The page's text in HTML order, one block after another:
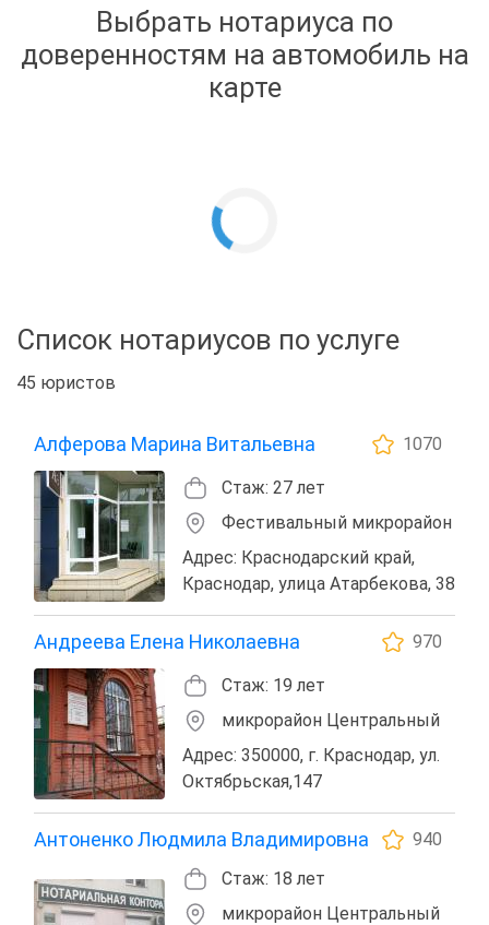
Выбрать нотариуса по
доверенностям на автомобиль на
карте
Список нотариусов по услуге
45 юристов
Алферова Марина Витальевна 1070
Стаж: 27 лет
Фестивальный микрорайон
Адрес: Краснодарский край,
Краснодар, улица Атарбекова, 38
Андреева Елена Николаевна 970
Стаж: 19 лет
микрорайон Центральный
Адрес: 350000, г. Краснодар, ул.
Октябрьская,147
Антоненко Людмила Владимировна
940
Стаж: 18 лет
микрорайон Центральный